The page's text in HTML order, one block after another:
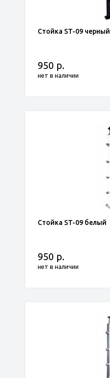
Стойка ST-09 черный
950 р.
нет в наличии
Стойка ST-09 белый
950 р.
нет в наличии